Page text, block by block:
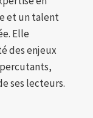
et un talent
Elle
des enjeux
ses lecteurs.